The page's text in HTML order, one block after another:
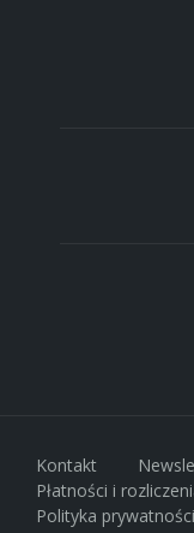
Kontakt
Płatności i
Polityka prywatności